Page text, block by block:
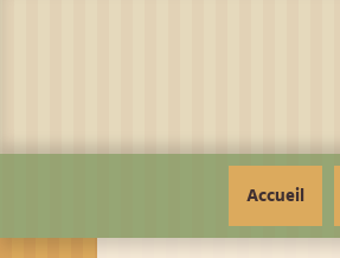
Accueil